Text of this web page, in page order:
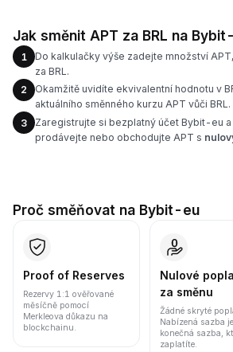
Jak směnit APT za BRL na
1
Do kalkulačky výše zadejte množství
za BRL.
2
Okamžitě uvidíte ekvivalentní hodnotu v
aktuálního směnného kurzu APT vůči BRL.
3
Zaregistrujte si bezplatný účet Bybit-eu a
prodávejte nebo obchodujte APT s
Proč směňovat na Bybit-eu
Proof of Reserves
Rezervy 1:1 ověřované
měsíčně pomocí
Merkleova důkazu na
blockchainu.
Nulové
za směnu
Žádné skryté
Nabízená sazba je
konečná sazba,
zaplatíte.